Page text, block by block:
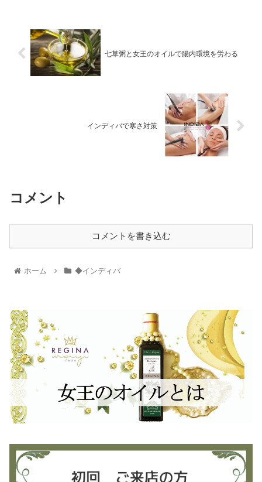
七草粥と女王のオイルで腸内環境を労わる
インディバで寒さ対策
コメント
コメントを書き込む
ホーム ◆インディバ